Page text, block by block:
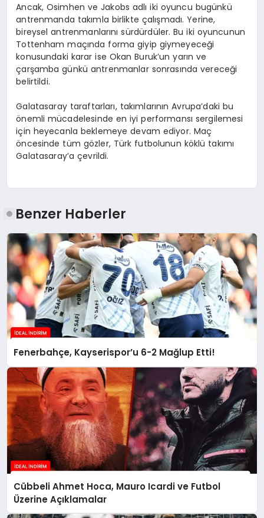
Ancak, Osimhen ve Jakobs adlı iki oyuncu bugünkü
antrenmanda takımla birlikte çalışmadı. Yerine,
bireysel antrenmanlarını sürdürdüler. Bu iki oyuncunun
Tottenham maçında forma giyip giymeyeceği
konusundaki karar ise Okan Buruk’un yarın ve
çarşamba günkü antrenmanlar sonrasında vereceği
belirtildi.
Galatasaray taraftarları, takımlarının Avrupa’daki bu
önemli mücadelesinde en iyi performansı sergilemesi
için heyecanla beklemeye devam ediyor. Maç
öncesinde tüm gözler, Türk futbolunun köklü takımı
Galatasaray’a çevrildi.
Benzer Haberler
Fenerbahçe, Kayserispor’u 6-2 Mağlup Etti!
Cübbeli Ahmet Hoca, Mauro Icardi ve Futbol
Üzerine Açıklamalar